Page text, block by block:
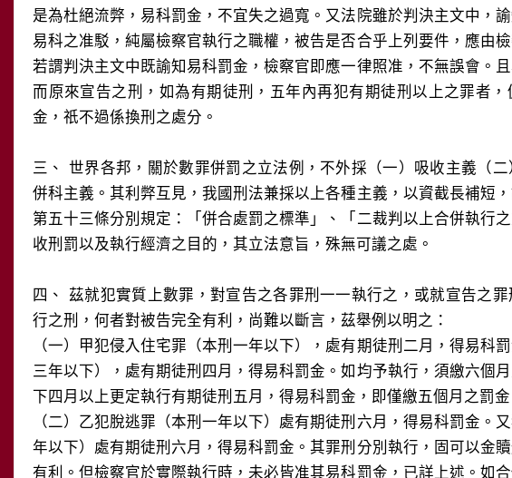
是為杜絕流弊，易科罰金，不宜失之過寬。又法院雖於判決主文中，
易科之准駁，純屬檢察官執行之職權，被告是否合乎上列要件，應由
若謂判決主文中既諭知易科罰金，檢察官即應一律照准，不無誤會。
而原來宣告之刑，如為有期徒刑，五年內再犯有期徒刑以上之罪者
金，祇不過係換刑之處分。
三、 世界各邦，關於數罪併罰之立法例，不外採（一）吸收主義（二
併科主義。其利弊互見，我國刑法兼採以上各種主義，以資截長補短
第五十三條分別規定：「併合處罰之標準」、「二裁判以上合併執行
收刑罰以及執行經濟之目的，其立法意旨，殊無可議之處。
四、 茲就犯實質上數罪，對宣告之各罪刑一一執行之，或就宣告之
行之刑，何者對被告完全有利，尚難以斷言，茲舉例以明之：
（一）甲犯侵入住宅罪（本刑一年以下），處有期徒刑二月，得易科
三年以下），處有期徒刑四月，得易科罰金。如均予執行，須繳六個
下四月以上更定執行有期徒刑五月，得易科罰金，即僅繳五個月之罰金
（二）乙犯脫逃罪（本刑一年以下）處有期徒刑六月，得易科罰金。
年以下）處有期徒刑六月，得易科罰金。其罪刑分別執行，固可以金
有利。但檢察官於實際執行時，未必皆准其易科罰金，已詳上述。如